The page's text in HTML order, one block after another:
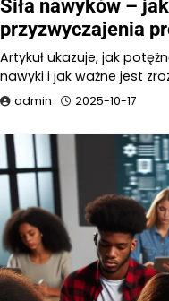
Siła nawyków –
przyzwyczajenia
Artykuł ukazuje, jak
nawyki i jak ważne jest
admin 2025-10-17